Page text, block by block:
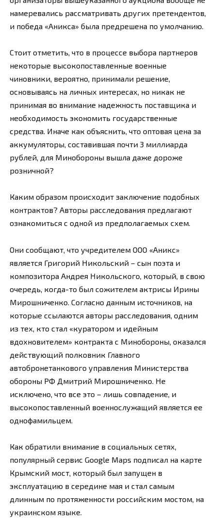
намеревались рассматривать других претендентов,
и победа «Аникса» была предрешена по умолчанию.
Стоит отметить, что в процессе выбора партнеров
некоторые высокопоставленные военные
чиновники, вероятно, принимали решение,
основываясь на личных интересах, но никак не
принимая во внимание надежность поставщика и
необходимость экономить государственные
средства. Иначе как объяснить, что оптовая цена за
аккумуляторы, составившая почти 3 миллиарда
рублей, для Минобороны вышла даже дороже
розничной?
Каким образом происходит заключение подобных
контрактов? Авторы расследования предлагают
ознакомиться с одной из предполагаемых схем.
Они сообщают, что учредителем ООО «Аникс»
является Григорий Никольский – сын поэта и
композитора Андрея Никольского, который, в свою
очередь, когда-то был сожителем актрисы Ирины
Мирошниченко. Согласно данным источников, на
которые ссылаются авторы расследования, одним
из тех, кто стал «куратором и идейным
вдохновителем» контракта с Минобороны, оказался
действующий полковник Главного
автобронетанкового управления Министерства
обороны РФ Дмитрий Мирошниченко. Не
исключено, что все это – лишь совпадение, и
высокопоставленный военнослужащий является ее
однофамильцем.
Как обратили внимание в социальных сетях,
популярный сервис Google Maps подписал на карте
Крымский мост, который был запущен в
эксплуатацию в середине мая и стал самым
длинным по протяженности российским мостом, на
украинском языке.